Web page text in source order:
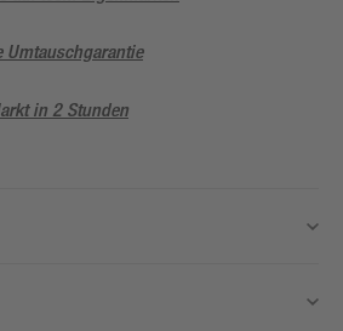
Umtauschgarantie
in 2 Stunden